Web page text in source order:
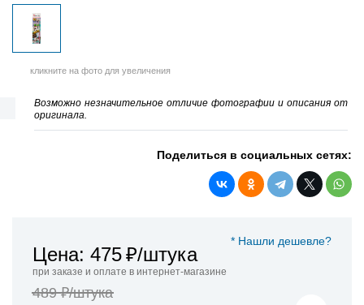
кликните на фото для увеличения
Возможно незначительное отличие фотографии и описания от
оригинала.
Поделиться в социальных сетях:
* Нашли дешевле?
Цена: 475₽/штука
при заказе и оплате в интернет-магазине
489 ₽/штука